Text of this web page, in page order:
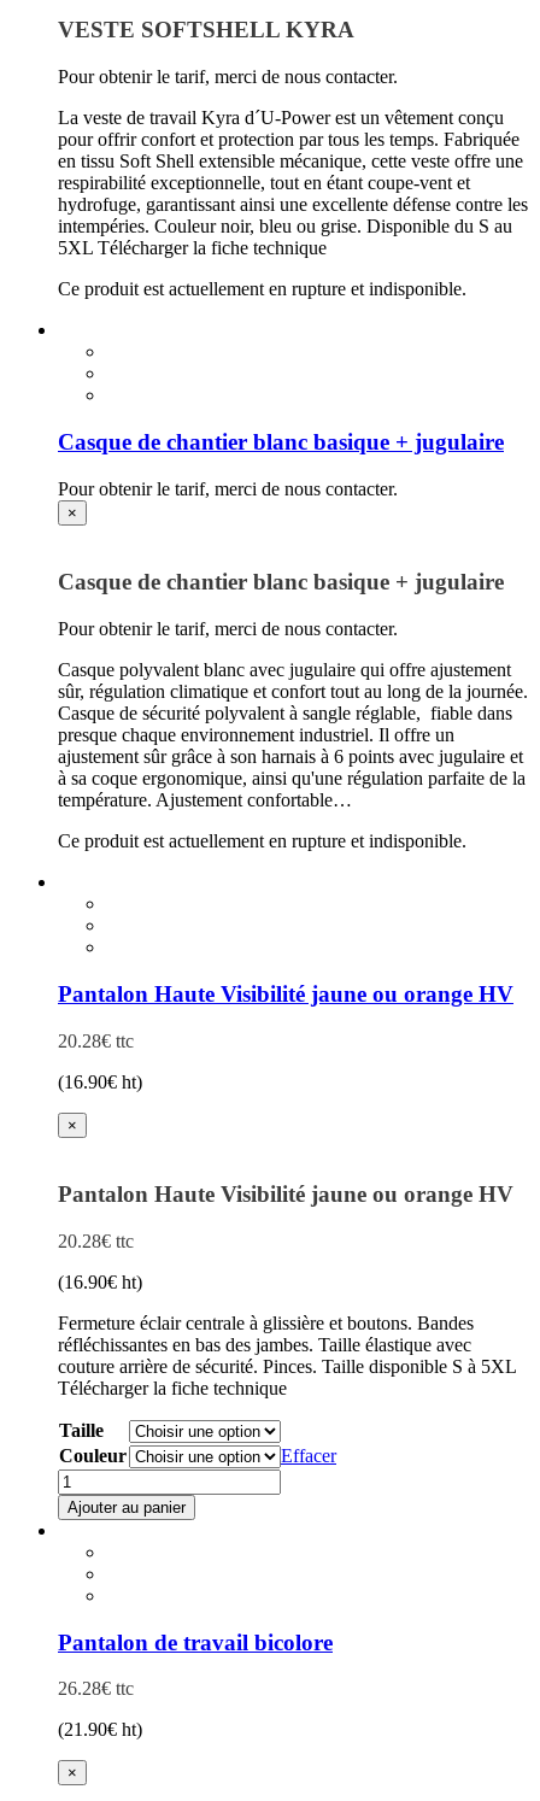
VESTE SOFTSHELL KYRA
Pour obtenir le tarif, merci de nous contacter.
La veste de travail Kyra d´U-Power est un vêtement conçu
pour offrir confort et protection par tous les temps. Fabriquée
en tissu Soft Shell extensible mécanique, cette veste offre une
respirabilité exceptionnelle, tout en étant coupe-vent et
hydrofuge, garantissant ainsi une excellente défense contre les
intempéries. Couleur noir, bleu ou grise. Disponible du S au
5XL Télécharger la fiche technique
Ce produit est actuellement en rupture et indisponible.
Casque de chantier blanc basique + jugulaire
Pour obtenir le tarif, merci de nous contacter.
×
Casque de chantier blanc basique + jugulaire
Pour obtenir le tarif, merci de nous contacter.
Casque polyvalent blanc avec jugulaire qui offre ajustement
sûr, régulation climatique et confort tout au long de la journée.
Casque de sécurité polyvalent à sangle réglable, fiable dans
presque chaque environnement industriel. Il offre un
ajustement sûr grâce à son harnais à 6 points avec jugulaire et
à sa coque ergonomique, ainsi qu'une régulation parfaite de la
température. Ajustement confortable…
Ce produit est actuellement en rupture et indisponible.
produit
plusieurs
Les
options
peuvent
être
choisies
sur
la
page
produit
Pantalon Haute Visibilité jaune ou orange HV
20.28€ ttc
(16.90€ ht)
×
Pantalon Haute Visibilité jaune ou orange HV
20.28€ ttc
(16.90€ ht)
Fermeture éclair centrale à glissière et boutons. Bandes
réfléchissantes en bas des jambes. Taille élastique avec
couture arrière de sécurité. Pinces. Taille disponible S à 5XL
Télécharger la fiche technique
Taille
Couleur
Effacer
quantité
de
Pantalon
orange
HV
Ajouter au panier
produit
plusieurs
Les
options
peuvent
choisies
sur
la
page
Pantalon de travail bicolore
26.28€ ttc
(21.90€ ht)
×